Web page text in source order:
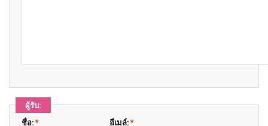
ผู้รับ:
*
ชื่อ: *
อีเมล์: